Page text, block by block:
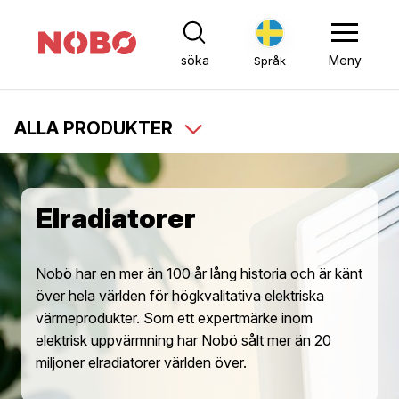
söka Språk Meny
ALLA PRODUKTER
Elradiatorer
Nobö har en mer än 100 år lång historia och är känt
över hela världen för högkvalitativa elektriska
värmeprodukter. Som ett expertmärke inom
elektrisk uppvärmning har Nobö sålt mer än 20
miljoner elradiatorer världen över.